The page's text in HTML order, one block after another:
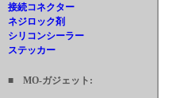
接続コネクター
ネジロック剤
シリコンシーラー
ステッカー
■ MO-ガジェット: